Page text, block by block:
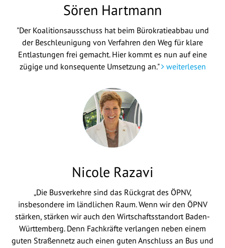
Sören Hartmann
"Der Koalitionsausschuss hat beim Bürokratieabbau und
der Beschleunigung von Verfahren den Weg für klare
Entlastungen frei gemacht. Hier kommt es nun auf eine
zügige und konsequente Umsetzung an." weiterlesen
Nicole Razavi
„Die Busverkehre sind das Rückgrat des ÖPNV,
insbesondere im ländlichen Raum. Wenn wir den ÖPNV
stärken, stärken wir auch den Wirtschaftsstandort Baden-
Württemberg. Denn Fachkräfte verlangen neben einem
guten Straßennetz auch einen guten Anschluss an Bus und